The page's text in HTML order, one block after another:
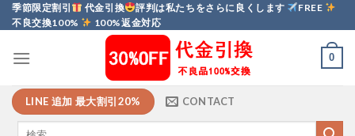
Skip
to
季節限定割引 代金引換 評判は私たちをさらに良くします
FREE
不良交換100%
100%返金対応
0
LINE 追加 最大割引20% CONTACT